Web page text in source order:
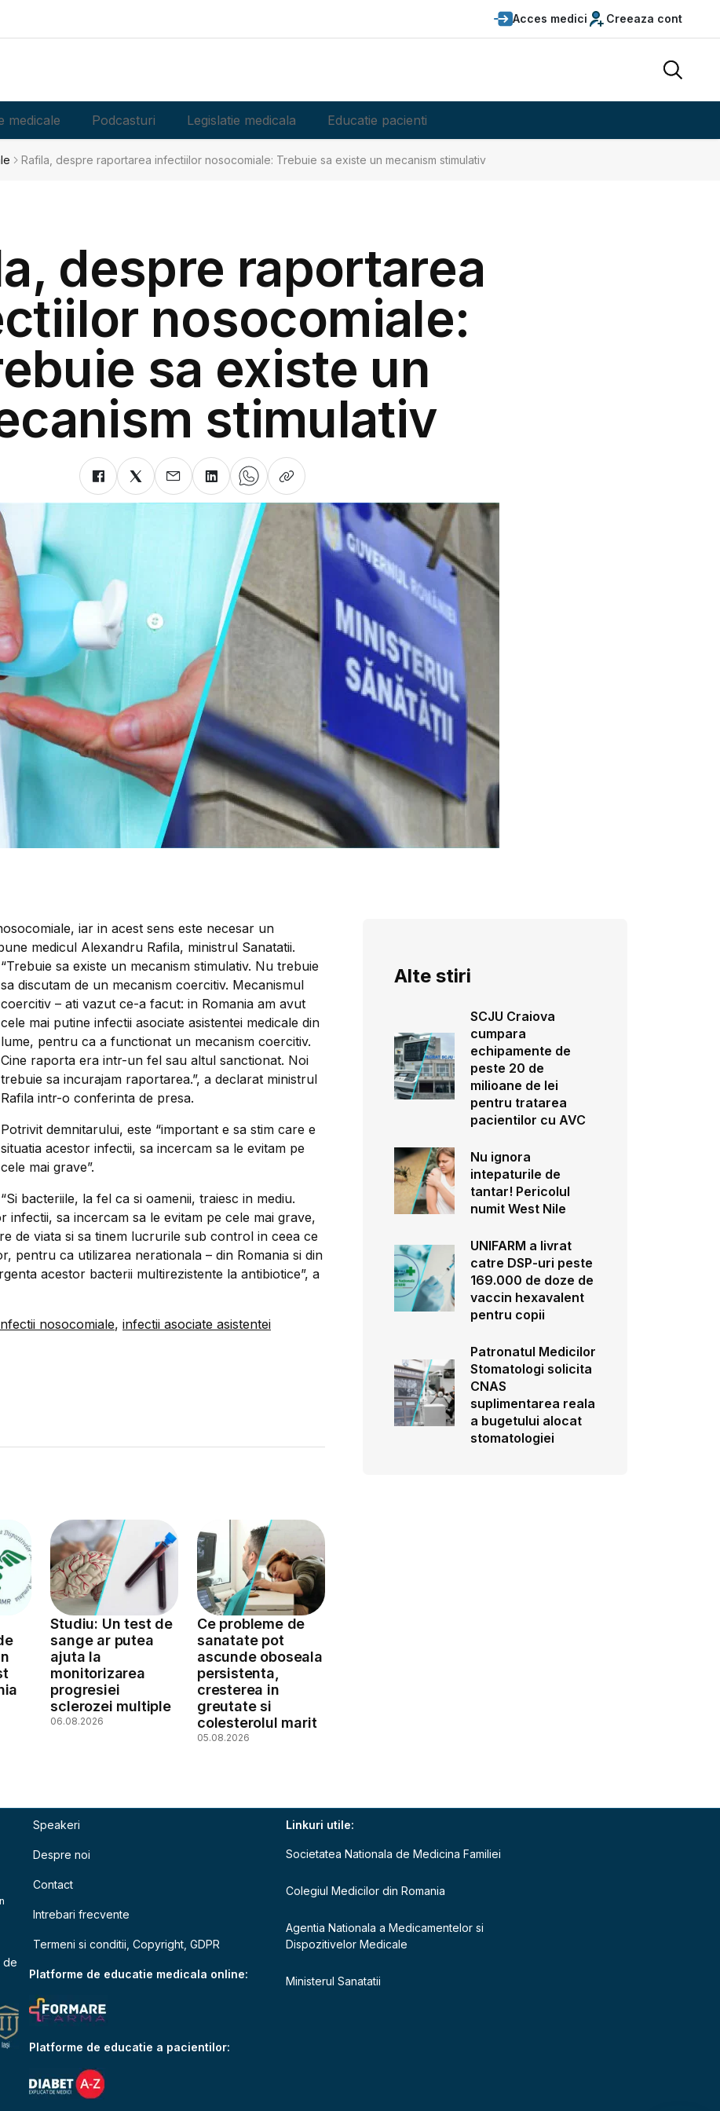
Acces medici Creeaza cont
medicale Podcasturi Legislatie medicala Educatie pacienti
Rafila, despre raportarea infectiilor nosocomiale: Trebuie sa existe un mecanism stimulativ
despre raportarea
nosocomiale:
sa existe un
stimulativ
iar in acest sens este necesar un
medicul Alexandru Rafila, ministrul Sanatatii.
“Trebuie sa existe un mecanism stimulativ. Nu trebuie
sa discutam de un mecanism coercitiv. Mecanismul
coercitiv – ati vazut ce-a facut: in Romania am avut
cele mai putine infectii asociate asistentei medicale din
lume, pentru ca a functionat un mecanism coercitiv.
Cine raporta era intr-un fel sau altul sanctionat. Noi
trebuie sa incurajam raportarea.”, a declarat ministrul
Rafila intr-o conferinta de presa.
Potrivit demnitarului, este “important e sa stim care e
situatia acestor infectii, sa incercam sa le evitam pe
cele mai grave”.
“Si bacteriile, la fel ca si oamenii, traiesc in mediu.
infectii, sa incercam sa le evitam pe cele mai grave,
de viata si sa tinem lucrurile sub control in ceea ce
pentru ca utilizarea nerationala – din Romania si din
acestor bacterii multirezistente la antibiotice”, a
nosocomiale, infectii asociate asistentei
Studiu: Un test de
sange ar putea
ajuta la
monitorizarea
progresiei
sclerozei multiple
06.08.2026
Ce probleme de
sanatate pot
ascunde oboseala
persistenta,
cresterea in
greutate si
colesterolul marit
05.08.2026
Alte stiri
SCJU Craiova
cumpara
echipamente de
peste 20 de
milioane de lei
pentru tratarea
pacientilor cu AVC
Nu ignora
intepaturile de
tantar! Pericolul
numit West Nile
UNIFARM a livrat
catre DSP-uri peste
169.000 de doze de
vaccin hexavalent
pentru copii
Patronatul Medicilor
Stomatologi solicita
CNAS
suplimentarea reala
a bugetului alocat
stomatologiei
de
Speakeri
Despre noi
Contact
Intrebari frecvente
Termeni si conditii, Copyright, GDPR
Platforme de educatie medicala online:
Platforme de educatie a pacientilor:
Linkuri utile:
Societatea Nationala de Medicina Familiei
Colegiul Medicilor din Romania
Agentia Nationala a Medicamentelor si
Dispozitivelor Medicale
Ministerul Sanatatii